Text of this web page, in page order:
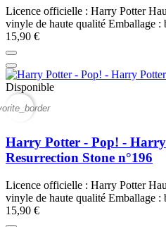
Licence officielle : Harry Potter
vinyle de haute qualité Emballage :
15,90 €
Disponible
Harry Potter - Pop! -
Resurrection Stone n°196
Licence officielle : Harry Potter
vinyle de haute qualité Emballage :
15,90 €